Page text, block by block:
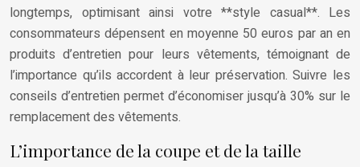
longtemps, optimisant ainsi votre **style casual**. Les
consommateurs dépensent en moyenne 50 euros par an en
produits d’entretien pour leurs vêtements, témoignant de
l’importance qu’ils accordent à leur préservation. Suivre les
conseils d’entretien permet d’économiser jusqu’à 30% sur le
remplacement des vêtements.
L’importance de la coupe et de la taille